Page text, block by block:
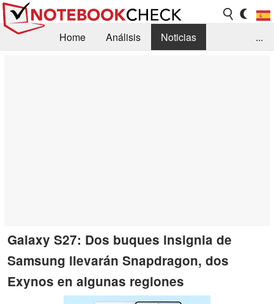
Home Análisis
Noticias
...
Galaxy S27: Dos buques insignia de
Samsung llevarán Snapdragon, dos
Exynos en algunas regiones